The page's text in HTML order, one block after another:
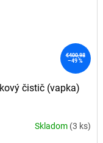
€400,98
–49 %
čistič (vapka)
Skladom (3 ks)